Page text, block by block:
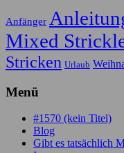
Anfänger
Mixed
Stricken Urlaub
Menü
#1570 (kein Titel)
Blog
Gibt es tatsächlich